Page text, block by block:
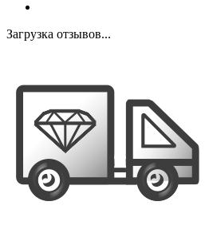
Загрузка отзывов...